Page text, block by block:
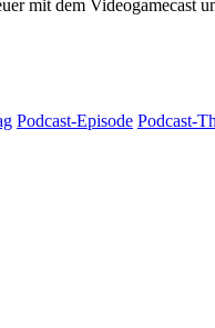
mit dem Videogamecast
Podcast-Episode Podcast-